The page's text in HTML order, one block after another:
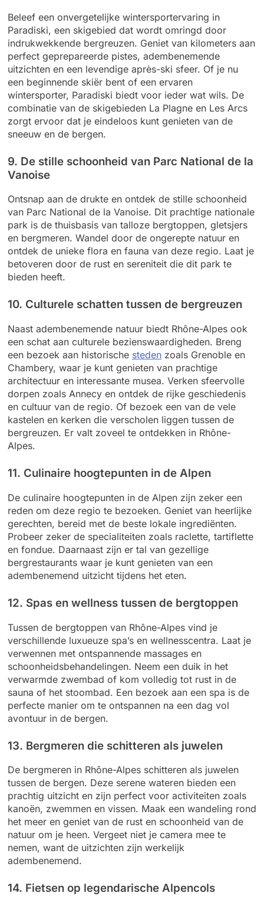
Beleef een onvergetelijke wintersportervaring in
Paradiski, een skigebied dat wordt omringd door
indrukwekkende bergreuzen. Geniet van kilometers aan
perfect geprepareerde pistes, adembenemende
uitzichten en een levendige après-ski sfeer. Of je nu
een beginnende skiër bent of een ervaren
wintersporter, Paradiski biedt voor ieder wat wils. De
combinatie van de skigebieden La Plagne en Les Arcs
zorgt ervoor dat je eindeloos kunt genieten van de
sneeuw en de bergen.
9. De stille schoonheid van Parc National de la
Vanoise
Ontsnap aan de drukte en ontdek de stille schoonheid
van Parc National de la Vanoise. Dit prachtige nationale
park is de thuisbasis van talloze bergtoppen, gletsjers
en bergmeren. Wandel door de ongerepte natuur en
ontdek de unieke flora en fauna van deze regio. Laat je
betoveren door de rust en sereniteit die dit park te
bieden heeft.
10. Culturele schatten tussen de bergreuzen
Naast adembenemende natuur biedt Rhône-Alpes ook
een schat aan culturele bezienswaardigheden. Breng
een bezoek aan historische steden zoals Grenoble en
Chambery, waar je kunt genieten van prachtige
architectuur en interessante musea. Verken sfeervolle
dorpen zoals Annecy en ontdek de rijke geschiedenis
en cultuur van de regio. Of bezoek een van de vele
kastelen en kerken die verscholen liggen tussen de
bergreuzen. Er valt zoveel te ontdekken in Rhône-
Alpes.
11. Culinaire hoogtepunten in de Alpen
De culinaire hoogtepunten in de Alpen zijn zeker een
reden om deze regio te bezoeken. Geniet van heerlijke
gerechten, bereid met de beste lokale ingrediënten.
Probeer zeker de specialiteiten zoals raclette, tartiflette
en fondue. Daarnaast zijn er tal van gezellige
bergrestaurants waar je kunt genieten van een
adembenemend uitzicht tijdens het eten.
12. Spas en wellness tussen de bergtoppen
Tussen de bergtoppen van Rhône-Alpes vind je
verschillende luxueuze spa’s en wellnesscentra. Laat je
verwennen met ontspannende massages en
schoonheidsbehandelingen. Neem een duik in het
verwarmde zwembad of kom volledig tot rust in de
sauna of het stoombad. Een bezoek aan een spa is de
perfecte manier om te ontspannen na een dag vol
avontuur in de bergen.
13. Bergmeren die schitteren als juwelen
De bergmeren in Rhône-Alpes schitteren als juwelen
tussen de bergen. Deze serene wateren bieden een
prachtig uitzicht en zijn perfect voor activiteiten zoals
kanoën, zwemmen en vissen. Maak een wandeling rond
het meer en geniet van de rust en schoonheid van de
natuur om je heen. Vergeet niet je camera mee te
nemen, want de uitzichten zijn werkelijk
adembenemend.
14. Fietsen op legendarische Alpencols